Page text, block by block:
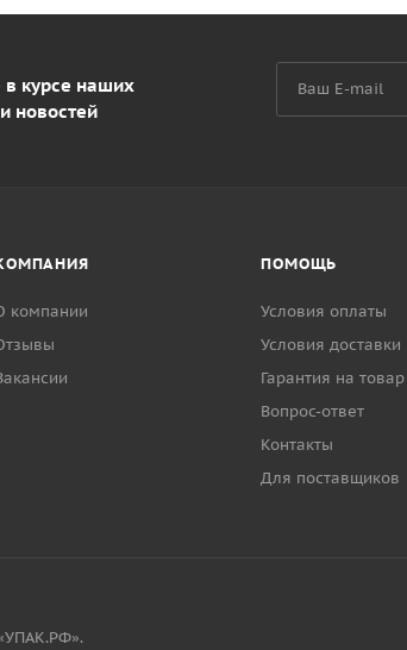
в курсе наших
новостей
компании
ПОМОЩЬ
Условия оплаты
Условия доставки
Гарантия на товар
Вопрос-ответ
Контакты
Для поставщиков